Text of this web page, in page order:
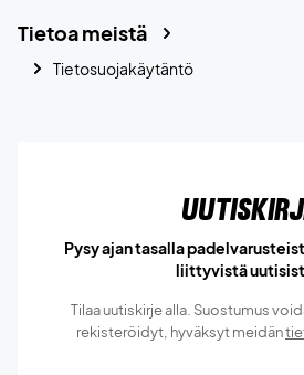
Tietoa meistä
Tietosuojakäytäntö
Pysy ajan tasalla
liittyvistä
Tilaa uutiskirje alla. Suostumus
rekisteröidyt, hyväksyt meidän